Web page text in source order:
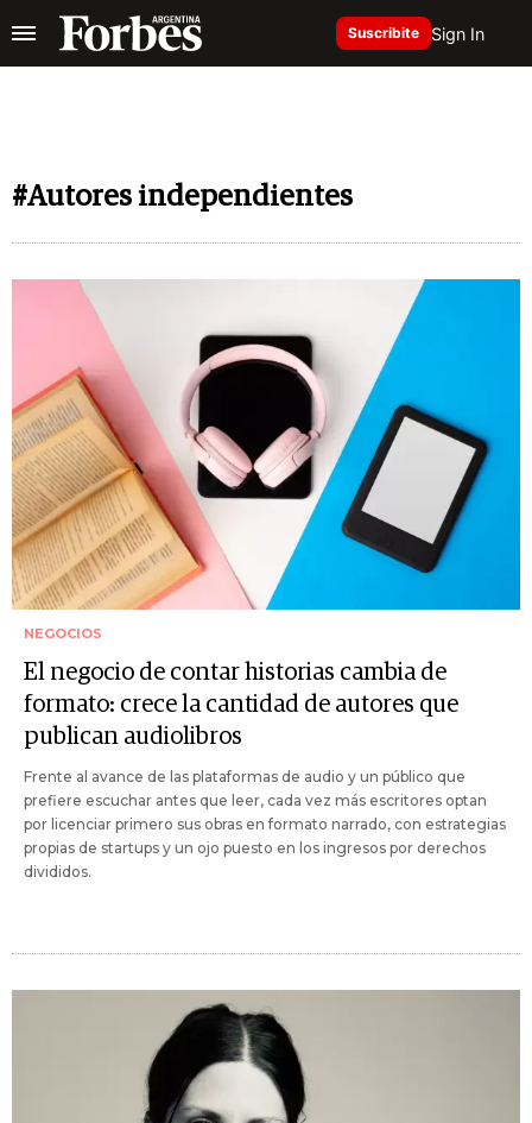
Suscribite Sign In
#Autores independientes
NEGOCIOS
El negocio de contar historias cambia de
formato: crece la cantidad de autores que
publican audiolibros
Frente al avance de las plataformas de audio y un público que
prefiere escuchar antes que leer, cada vez más escritores optan
por licenciar primero sus obras en formato narrado, con estrategias
propias de startups y un ojo puesto en los ingresos por derechos
divididos.